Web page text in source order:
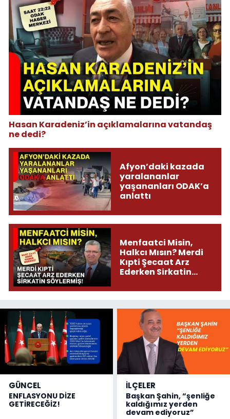
Hasan Karadeniz’in açıklamalarına vatandaş
ne dedi?
Afyon’daki kazada
yaralananlar
yaşananları ODAK’a
anlattı
Menfaatci Misin,
Halkcı Mısın? Merdi
Kıpti Şecaat Arz
Ederken Sirkatin
GÜNCEL
ENFLASYONU DİZE
GETİRECEĞİZ!
İLÇELER
Başkan Şahin, “şenliğe
kaldığımız yerden
devam ediyoruz”